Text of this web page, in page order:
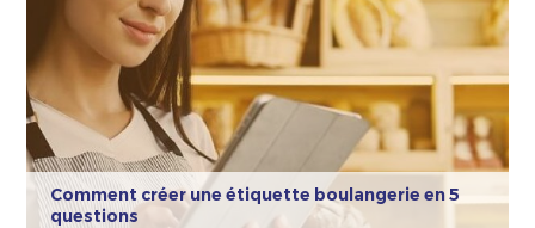
Comment créer une étiquette boulangerie en 5
questions